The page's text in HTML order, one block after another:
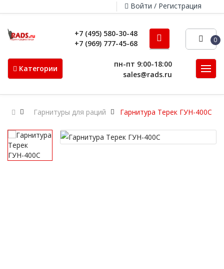
Войти / Регистрация
+7 (495) 580-30-48
+7 (969) 777-45-68
0
Категории
пн-пт 9:00-18:00
sales@rads.ru
Гарнитуры для раций Гарнитура Терек ГУН-400С